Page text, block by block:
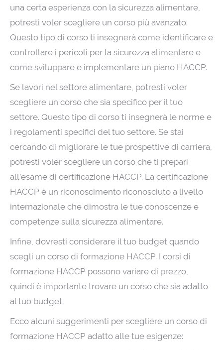
una certa esperienza con la sicurezza alimentare,
potresti voler scegliere un corso più avanzato.
Questo tipo di corso ti insegnerà come identificare e
controllare i pericoli per la sicurezza alimentare e
come sviluppare e implementare un piano HACCP.
Se lavori nel settore alimentare, potresti voler
scegliere un corso che sia specifico per il tuo
settore. Questo tipo di corso ti insegnerà le norme e
i regolamenti specifici del tuo settore. Se stai
cercando di migliorare le tue prospettive di carriera,
potresti voler scegliere un corso che ti prepari
all’esame di certificazione HACCP. La certificazione
HACCP è un riconoscimento riconosciuto a livello
internazionale che dimostra le tue conoscenze e
competenze sulla sicurezza alimentare.
Infine, dovresti considerare il tuo budget quando
scegli un corso di formazione HACCP. I corsi di
formazione HACCP possono variare di prezzo,
quindi è importante trovare un corso che sia adatto
al tuo budget.
Ecco alcuni suggerimenti per scegliere un corso di
formazione HACCP adatto alle tue esigenze: